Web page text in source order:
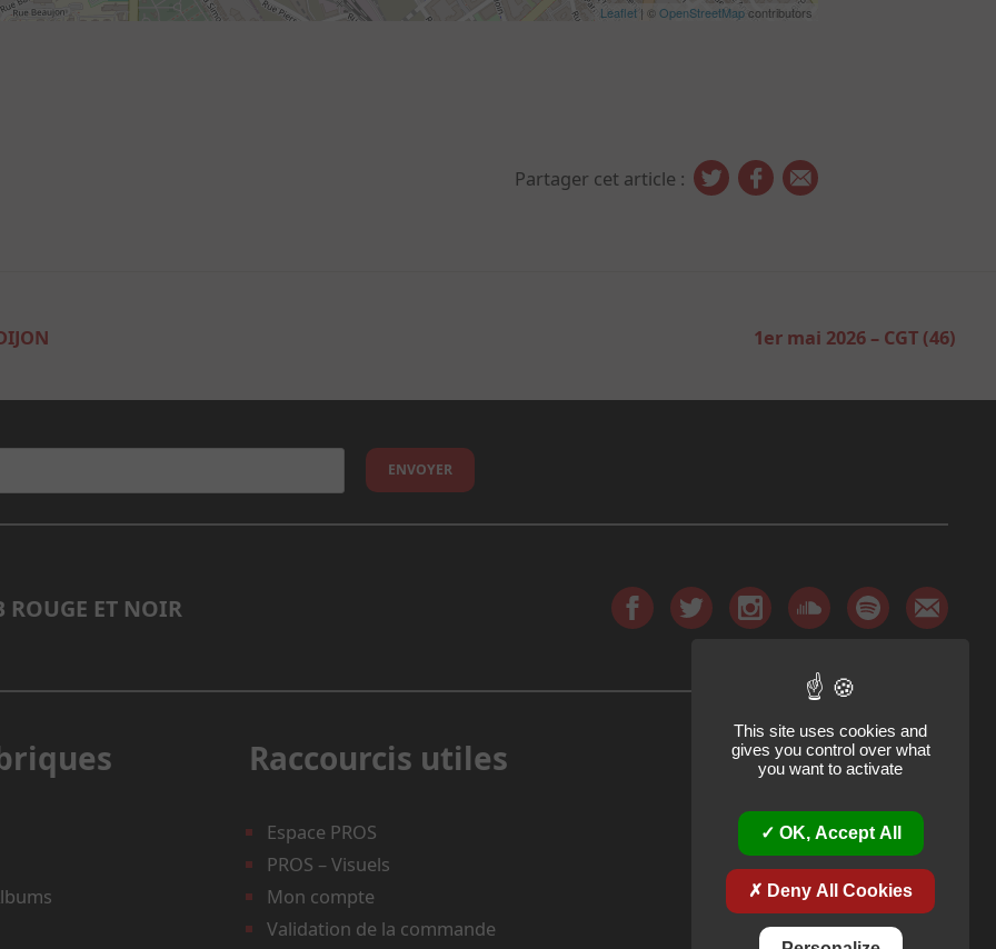
Leaflet| © OpenStreetMapcontributors
Partager cet article :
1er mai 2026 – CGT (46)
ROUGE ET NOIR
Raccourcis utiles
Espace PROS
PROS – Visuels
Mon compte
Validation de la commande
This site uses cookies and
gives you control over what
you want to activate
OK, Accept All
Deny All Cookies